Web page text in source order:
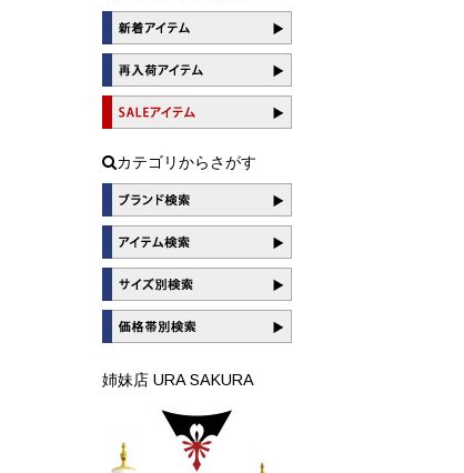
カテゴリからさがす
姉妹店 URA SAKURA